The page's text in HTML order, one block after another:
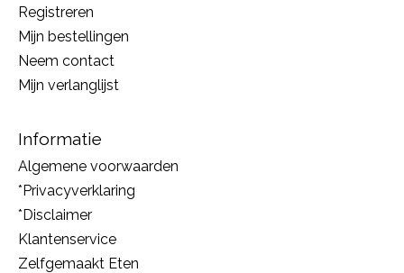
Registreren
Mijn bestellingen
Neem contact
Mijn verlanglijst
Informatie
Algemene voorwaarden
*Privacyverklaring
*Disclaimer
Klantenservice
Zelfgemaakt Eten